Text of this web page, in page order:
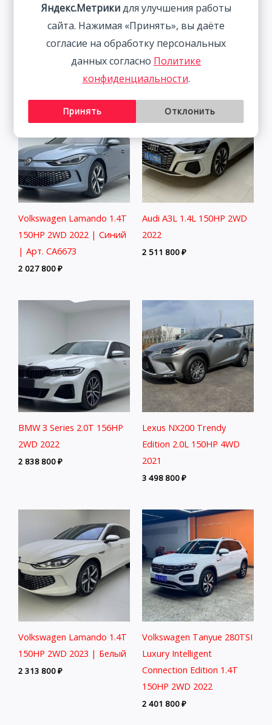
Skoda Kamiq 1.5L 112HP
2WD 2022
1 877 800₽
Volkswagen Lamando 1.4T
150HP 2WD 2023 |
Красный
2 115 800₽
Volkswagen Lamando 1.4T
150HP 2WD 2022 | Синий
| Арт. CA6673
2 027 800₽
Audi A3L 1.4L 150HP 2WD
2022
2 511 800₽
BMW 3 Series 2.0T 156HP
2WD 2022
2 838 800₽
Lexus NX200 Trendy
Edition 2.0L 150HP 4WD
2021
3 498 800₽
Volkswagen Lamando 1.4T
150HP 2WD 2023 | Белый
2 313 800₽
Volkswagen Tanyue 280TSI
Luxury Intelligent
Connection Edition 1.4T
150HP 2WD 2022
2 401 800₽
Яндекс.Метрикидля улучшения работы
сайта. Нажимая «Принять», вы даёте
согласие на обработку персональных
данных согласно Политике
конфиденциальности.
Принять Отклонить